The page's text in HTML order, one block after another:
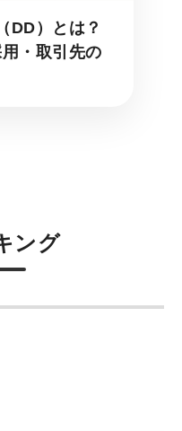
DD）とは？
・取引先の
ング